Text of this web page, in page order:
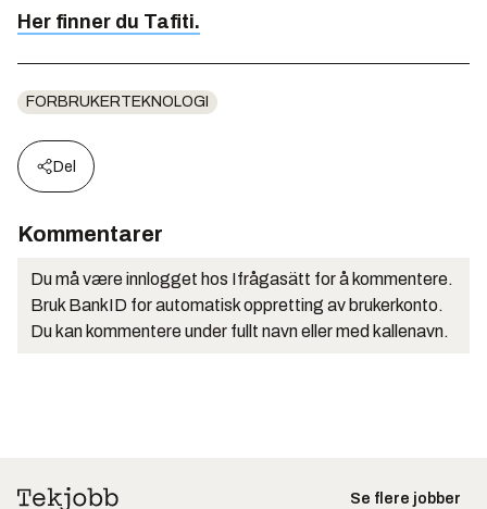
Her finner du Tafiti.
FORBRUKERTEKNOLOGI
Del
Kommentarer
Du må være innlogget hos Ifrågasätt for å kommentere.
Bruk BankID for automatisk oppretting av brukerkonto.
Du kan kommentere under fullt navn eller med kallenavn.
Se flere jobber